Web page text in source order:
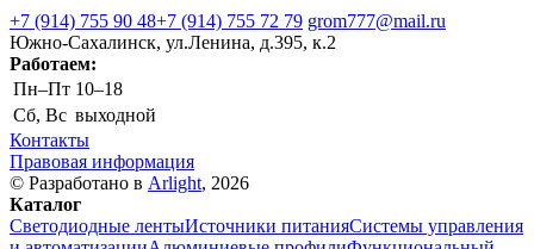
+7 (914) 755 90 48+7 (914) 755 72 79 grom777@mail.ru
Южно-Сахалинск, ул.Ленина, д.395, к.2
Работаем:
Пн–Пт 10–18
Сб, Вс выходной
Контакты
Правовая информация
© Разработано в Arlight, 2026
Каталог
Светодиодные лентыИсточники питанияСистемы управления